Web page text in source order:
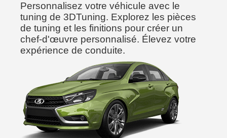
Personnalisez votre véhicule avec le
tuning de 3DTuning. Explorez les pièces
de tuning et les finitions pour créer un
chef-d'œuvre personnalisé. Élevez votre
expérience de conduite.